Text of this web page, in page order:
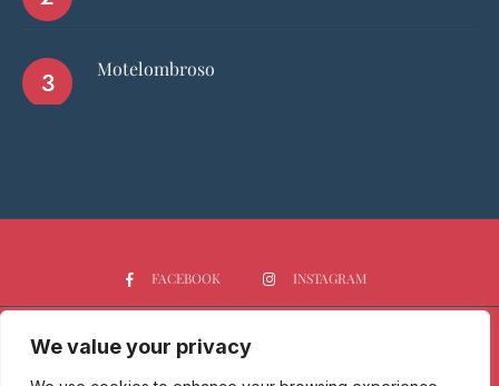
We value your privacy
Motelombroso
FACEBOOK INSTAGRAM
HOME CHI SIAMO
NEWS